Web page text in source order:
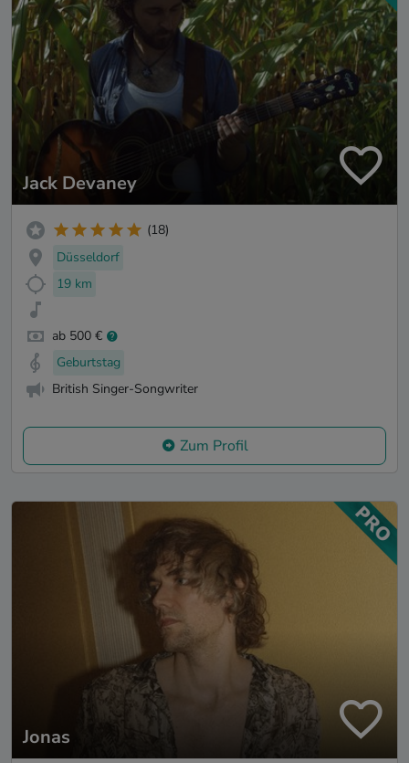
Jack Devaney
(18)
Düsseldorf
19 km
ab 500 €
Geburtstag
British Singer-Songwriter
Zum Profil
Jonas